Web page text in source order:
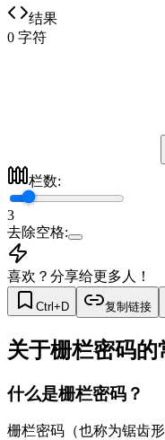
结果
0 字符
栏数:
3
去除空格:
喜欢？分享给更多人！
Ctrl+D 复制链接
关于栅栏密码的
什么是栅栏密码？
栅栏密码（也称为锯齿